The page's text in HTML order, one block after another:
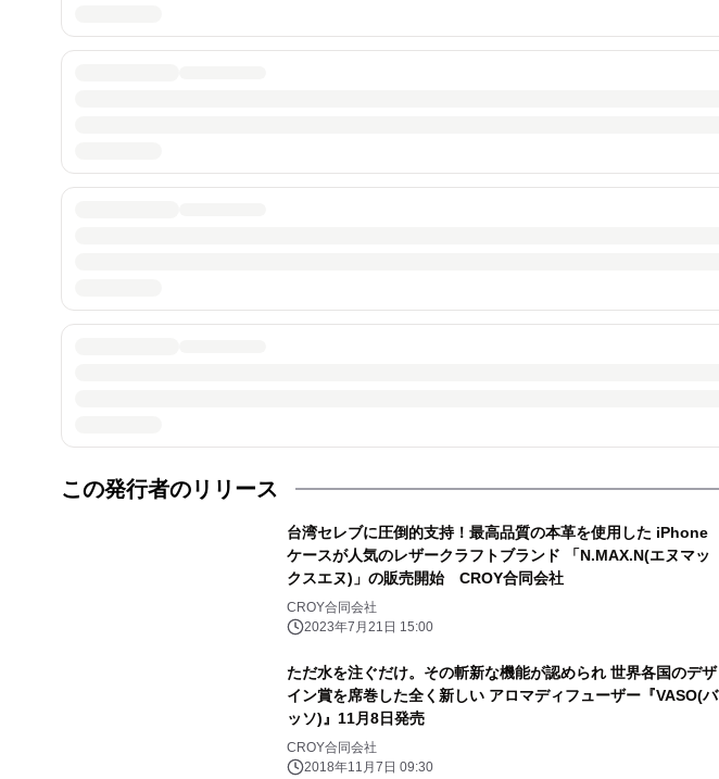
この発行者のリリース
台湾セレブに圧倒的支持！最高品質の本革を使用した iPhone
ケースが人気のレザークラフトブランド 「N.MAX.N(エヌマッ
クスエヌ)」の販売開始 CROY合同会社
CROY合同会社
2023年7月21日 15:00
ただ水を注ぐだけ。その斬新な機能が認められ 世界各国のデザ
イン賞を席巻した全く新しい アロマディフューザー『VASO(バ
ッソ)』11月8日発売
CROY合同会社
2018年11月7日 09:30